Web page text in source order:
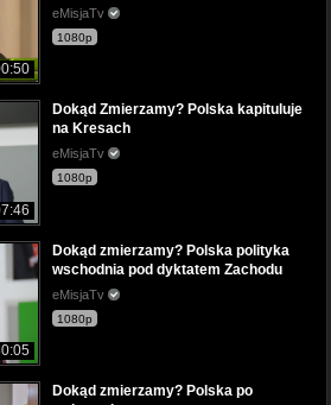
eMisjaTv
1080p
Dokąd Zmierzamy? Polska kapituluje
na Kresach
eMisjaTv
1080p
Dokąd zmierzamy? Polska polityka
wschodnia pod dyktatem Zachodu
eMisjaTv
1080p
Dokąd zmierzamy? Polska po